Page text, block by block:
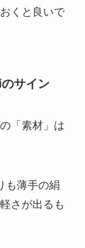
くと良いで
サイン
「素材」は
も薄手の絹
さが出るも